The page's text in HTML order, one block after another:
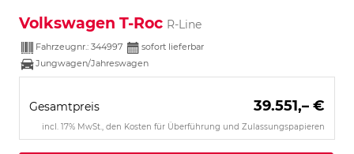
Volkswagen T-Roc R-Line
Fahrzeugnr.: 344997
sofort lieferbar
Jungwagen/Jahreswagen
Gesamtpreis 39.551,– €
incl. 17% MwSt., den Kosten für Überführung und Zulassungspapieren